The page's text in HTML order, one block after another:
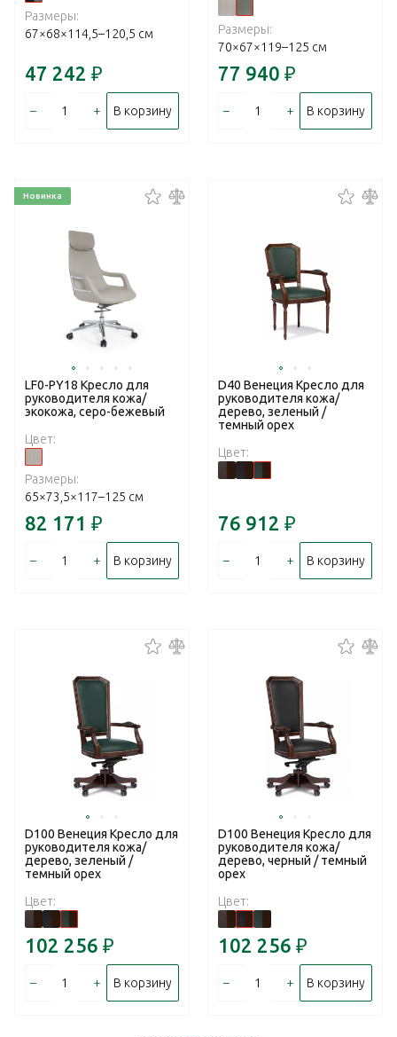
Размеры:
67×68×114,5–120,5 см
47 242 ₽
– + В корзину
Размеры:
70×67×119–125 см
77 940 ₽
– + В корзину
Новинка
LF0-PY18 Кресло для
руководителя кожа/
экокожа, серо-бежевый
Цвет:
Размеры:
65×73,5×117–125 см
82 171 ₽
– + В корзину
D40 Венеция Кресло для
руководителя кожа/
дерево, зеленый /
темный орех
Цвет:
76 912 ₽
– + В корзину
D100 Венеция Кресло для
руководителя кожа/
дерево, зеленый /
темный орех
Цвет:
102 256 ₽
– + В корзину
D100 Венеция Кресло для
руководителя кожа/
дерево, черный / темный
орех
Цвет:
102 256 ₽
– + В корзину